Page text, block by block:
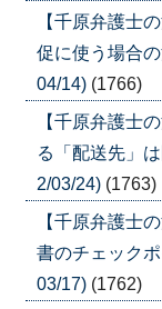
【千原弁護
促に使う場合
04/14) (1766)
【千原弁護
る「配送先」
2/03/24) (1763)
【千原弁護
書のチェック
03/17) (1762)